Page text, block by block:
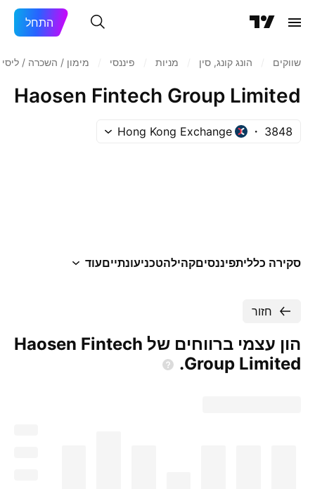
התחל
שווקים הונג קונג, סין מניות‏ פיננסי מימון / השכרה /
Haosen Fintech Group Limited
3848
Hong Kong Exchange
סקירה כלליתפיננסיםקהילהטכניעונתייםעוד
חזור
הון עצמי ברווחים של Haosen Fintech
Group Limited.